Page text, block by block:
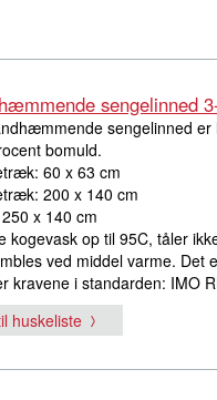
sengelinned
sengelinned
bomuld.
60 x 63 cm
200 x 140 cm
x 140 cm
kogevask op til 95C, tåler
ved middel varme.
kravene i standarden: IMO
huskeliste